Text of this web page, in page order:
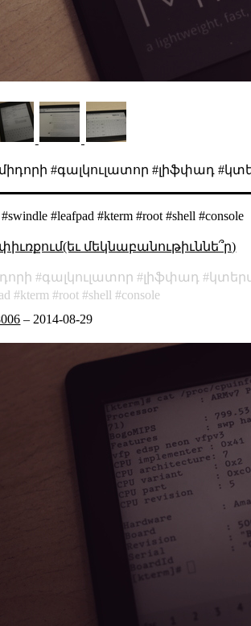
#գալկուլատոր #լիֆփադ
#leafpad #kterm #root #shell #console
մեկնաբանութիւննե՞ր)
գալկուլատոր լիֆփադ
kterm root shell
console
– 2014-08-29